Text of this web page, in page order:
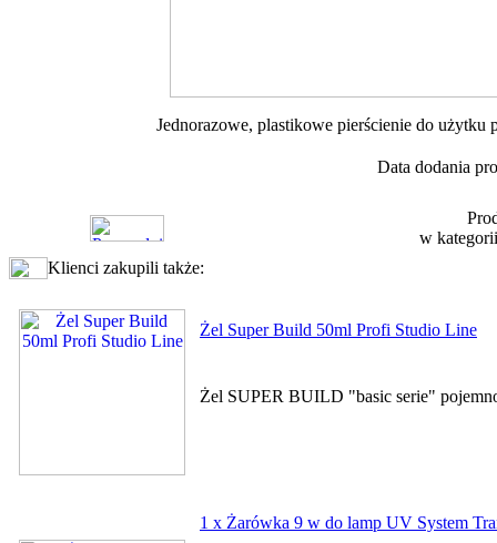
Jednorazowe, plastikowe pierścienie do użytku
Data dodania
w
Klienci zakupili także:
Żel Super Build 50ml Profi Studio Line
Żel SUPER BUILD "basic
1 x Żarówka 9 w do lamp UV System